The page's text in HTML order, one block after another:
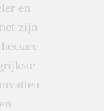
en
zijn